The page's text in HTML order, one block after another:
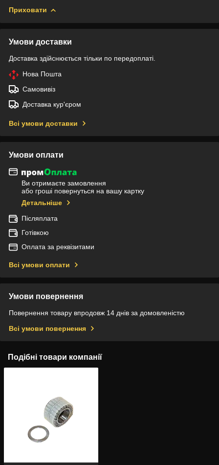
Приховати
Умови доставки
Доставка здійснюється тільки по передоплаті.
Нова Пошта
Самовивіз
Доставка кур'єром
Всі умови доставки
Умови оплати
Ви отримаєте замовлення
або гроші повернуться на вашу картку
Детальніше
Післяплата
Готівкою
Оплата за реквізитами
Всі умови оплати
Умови повернення
Повернення товару впродовж 14 днів за домовленістю
Всі умови повернення
Подібні товари компанії